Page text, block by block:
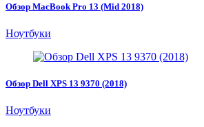
Обзор MacBook Pro 13 (Mid 2018)
Ноутбуки
Обзор Dell XPS 13 9370 (2018)
Ноутбуки